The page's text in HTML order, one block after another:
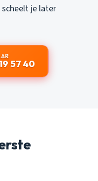
je later
57 40